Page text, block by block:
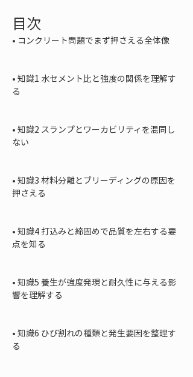
目次
• コンクリート問題でまず押さえる全体像
• 知識1 水セメント比と強度の関係を理解す
る
• 知識2 スランプとワーカビリティを混同し
ない
• 知識3 材料分離とブリーディングの原因を
押さえる
• 知識4 打込みと締固めで品質を左右する要
点を知る
• 知識5 養生が強度発現と耐久性に与える影
響を理解する
• 知識6 ひび割れの種類と発生要因を整理す
る